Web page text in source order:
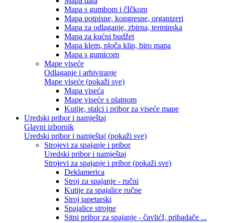
Mapa s gumbom i čIčkom
Mapa potpisne, kongresne, organizeri
Mapa za odlaganje, zbirna, terminska
Mapa za kućni budžet
Mapa klem, ploča klip, biro mapa
Mapa s gumicom
Mape viseće
Odlaganje i arhiviranje
Mape viseće (pokaži sve)
Mapa viseća
Mape viseće s platnom
Kutije, stalci i pribor za viseće mape
Uredski pribor i namještaj
Glavni izbornik
Uredski pribor i namještaj (pokaži sve)
Strojevi za spajanje i pribor
Uredski pribor i namještaj
Strojevi za spajanje i pribor (pokaži sve)
Deklamerica
Stroj za spajanje - ručni
Kutije za spajalice ručne
Stroj tapetarski
Spajalice strojne
Sitni pribor za spajanje - čavlićI, pribadače ...